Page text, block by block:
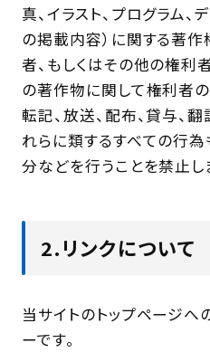
真、イラスト、プログラム
の掲載内容）に関する著
者、もしくはその他の権利
の著作物に関して権利者の
転記、放送、配布、貸与、
れらに類するすべての行為
分などを行うことを禁止し
2.リンクについて
当サイトのトップページへ
ーです。